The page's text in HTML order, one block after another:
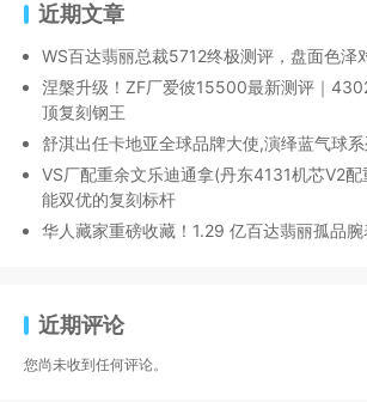
近期文章
WS百达翡丽总裁5712终极测评，盘面色泽
涅槃升级！ZF厂爱彼15500最新测评｜
顶复刻钢王
舒淇出任卡地亚全球品牌大使,演绎蓝气球
VS厂配重余文乐迪通拿(丹东4131机芯V2
能双优的复刻标杆
华人藏家重磅收藏！1.29 亿百达翡丽孤品
近期评论
您尚未收到任何评论。